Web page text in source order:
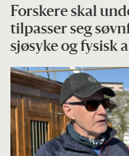
Forskere skal
tilpasser seg
sjøsyke og fysisk